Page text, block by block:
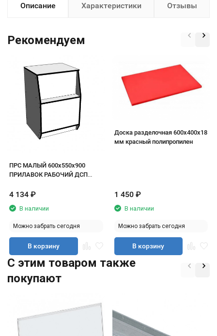
Описание Характеристики Отзывы
Рекомендуем
ПРС МАЛЫЙ 600х550х900
ПРИЛАВОК РАБОЧИЙ ДСП
4 134 ₽
В наличии
Можно забрать сегодня
В корзину
Доска разделочная 600х400х18
мм красный полипропилен
1 450 ₽
В наличии
Можно забрать сегодня
В корзину
C этим товаром также
покупают